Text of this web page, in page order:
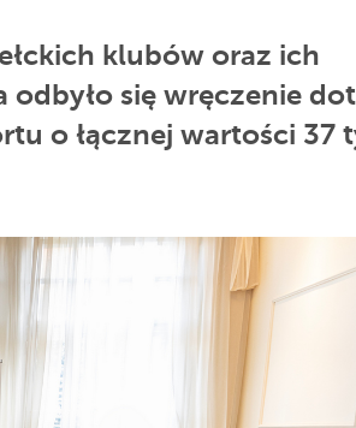
klubów oraz ich
odbyło się wręczenie
o łącznej wartości 37